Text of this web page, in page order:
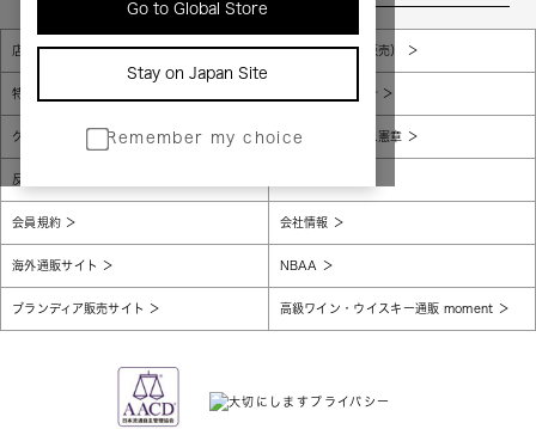
Go to Global Store
Stay on Japan Site
Remember my choice
店舗一覧 販売規約（店頭販売）
特定商取引法に基づく表示 個人情報保護方針
グローバルプライバシーポリシー コンプライアンス憲章
反社会的勢力に対する基本方針
会員規約 会社情報
海外通販サイト NBAA
ブランディア販売サイト 高級ワイン・ウイスキー通販 moment